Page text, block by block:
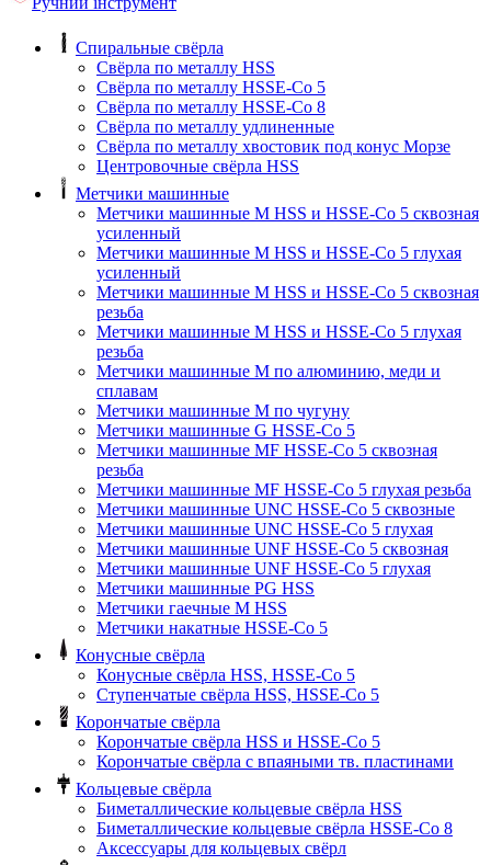
Спиральные свёрла
Свёрла по металлу HSS
Свёрла по металлу HSSE-Co 5
Свёрла по металлу HSSE-Co 8
Свёрла по металлу удлиненные
Свёрла по металлу хвостовик под конус Морзе
Центровочные свёрла HSS
Метчики машинные
Метчики машинные M HSS и HSSE-Co 5 сквозная
усиленный
Метчики машинные M HSS и HSSE-Co 5 глухая
усиленный
Метчики машинные M HSS и HSSE-Co 5 сквозная
резьба
Метчики машинные M HSS и HSSE-Co 5 глухая
резьба
Метчики машинные M по алюминию, меди и
сплавам
Метчики машинные M по чугуну
Метчики машинные G HSSE-Co 5
Метчики машинные MF HSSE-Co 5 сквозная
резьба
Метчики машинные MF HSSE-Co 5 глухая резьба
Метчики машинные UNC HSSE-Co 5 сквозные
Метчики машинные UNC HSSE-Co 5 глухая
Метчики машинные UNF HSSE-Co 5 сквозная
Метчики машинные UNF HSSE-Co 5 глухая
Метчики машинные PG HSS
Метчики гаечные M HSS
Метчики накатные HSSE-Co 5
Конусные свёрла
Конусные свёрла HSS, HSSE-Co 5
Ступенчатые свёрла HSS, HSSE-Co 5
Корончатые свёрла
Корончатые свёрла HSS и HSSE-Co 5
Корончатые свёрла с впаяными тв. пластинами
Кольцевые свёрла
Биметаллические кольцевые свёрла HSS
Биметаллические кольцевые свёрла HSSE-Co 8
Аксессуары для кольцевых свёрл